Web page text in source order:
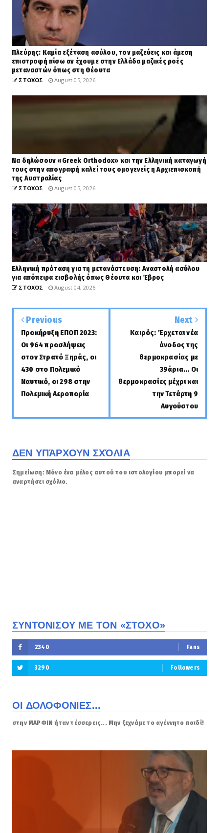
Πλεύρης: Καμία εξέταση ασύλου, τον μαζεύεις και άμεση
επιστροφή πίσω αν έχουμε στην Ελλάδα μαζικές ροές
μεταναστών όπως στη Θέουτα
ΣΤΟΧΟΣ August 05, 2026
Να δηλώσουν «Greek Orthodox» και την Ελληνική καταγωγή
τους στην απογραφή καλεί τους ομογενείς η Αρχιεπισκοπή
της Αυστραλίας
ΣΤΟΧΟΣ August 05, 2026
Ελληνική πρόταση για τη μετανάστευση: Αναστολή ασύλου
για απόπειρα εισβολής όπως Θέουτα και Έβρος
ΣΤΟΧΟΣ August 04, 2026
Previous
Προκήρυξη ΕΠΟΠ 2023:
Οι 964 προσλήψεις
στον Στρατό Ξηράς, οι
430 στο Πολεμικό
Ναυτικό, οι 298 στην
Πολεμική Αεροπορία
Next
Καιρός: Έρχεται νέα
άνοδος της
θερμοκρασίας με
39άρια... Οι
θερμοκρασίες μέχρι και
την Τετάρτη 9
Αυγούστου
ΔΕΝ ΥΠΆΡΧΟΥΝ ΣΧΌΛΙΑ
Σημείωση: Μόνο ένα μέλος αυτού του ιστολογίου μπορεί να
αναρτήσει σχόλιο.
ΣΥΝΤΟΝΙΣΟΥ ΜΕ ΤΟΝ «ΣΤΟΧΟ»
2340 Fans
3290 Followers
ΟΙ ΔΟΛΟΦΟΝΙΕΣ...
στην ΜΑΡΦΙΝ ήταν τέσσερεις... Μην ξεχνάμε το αγέννητο παιδί!